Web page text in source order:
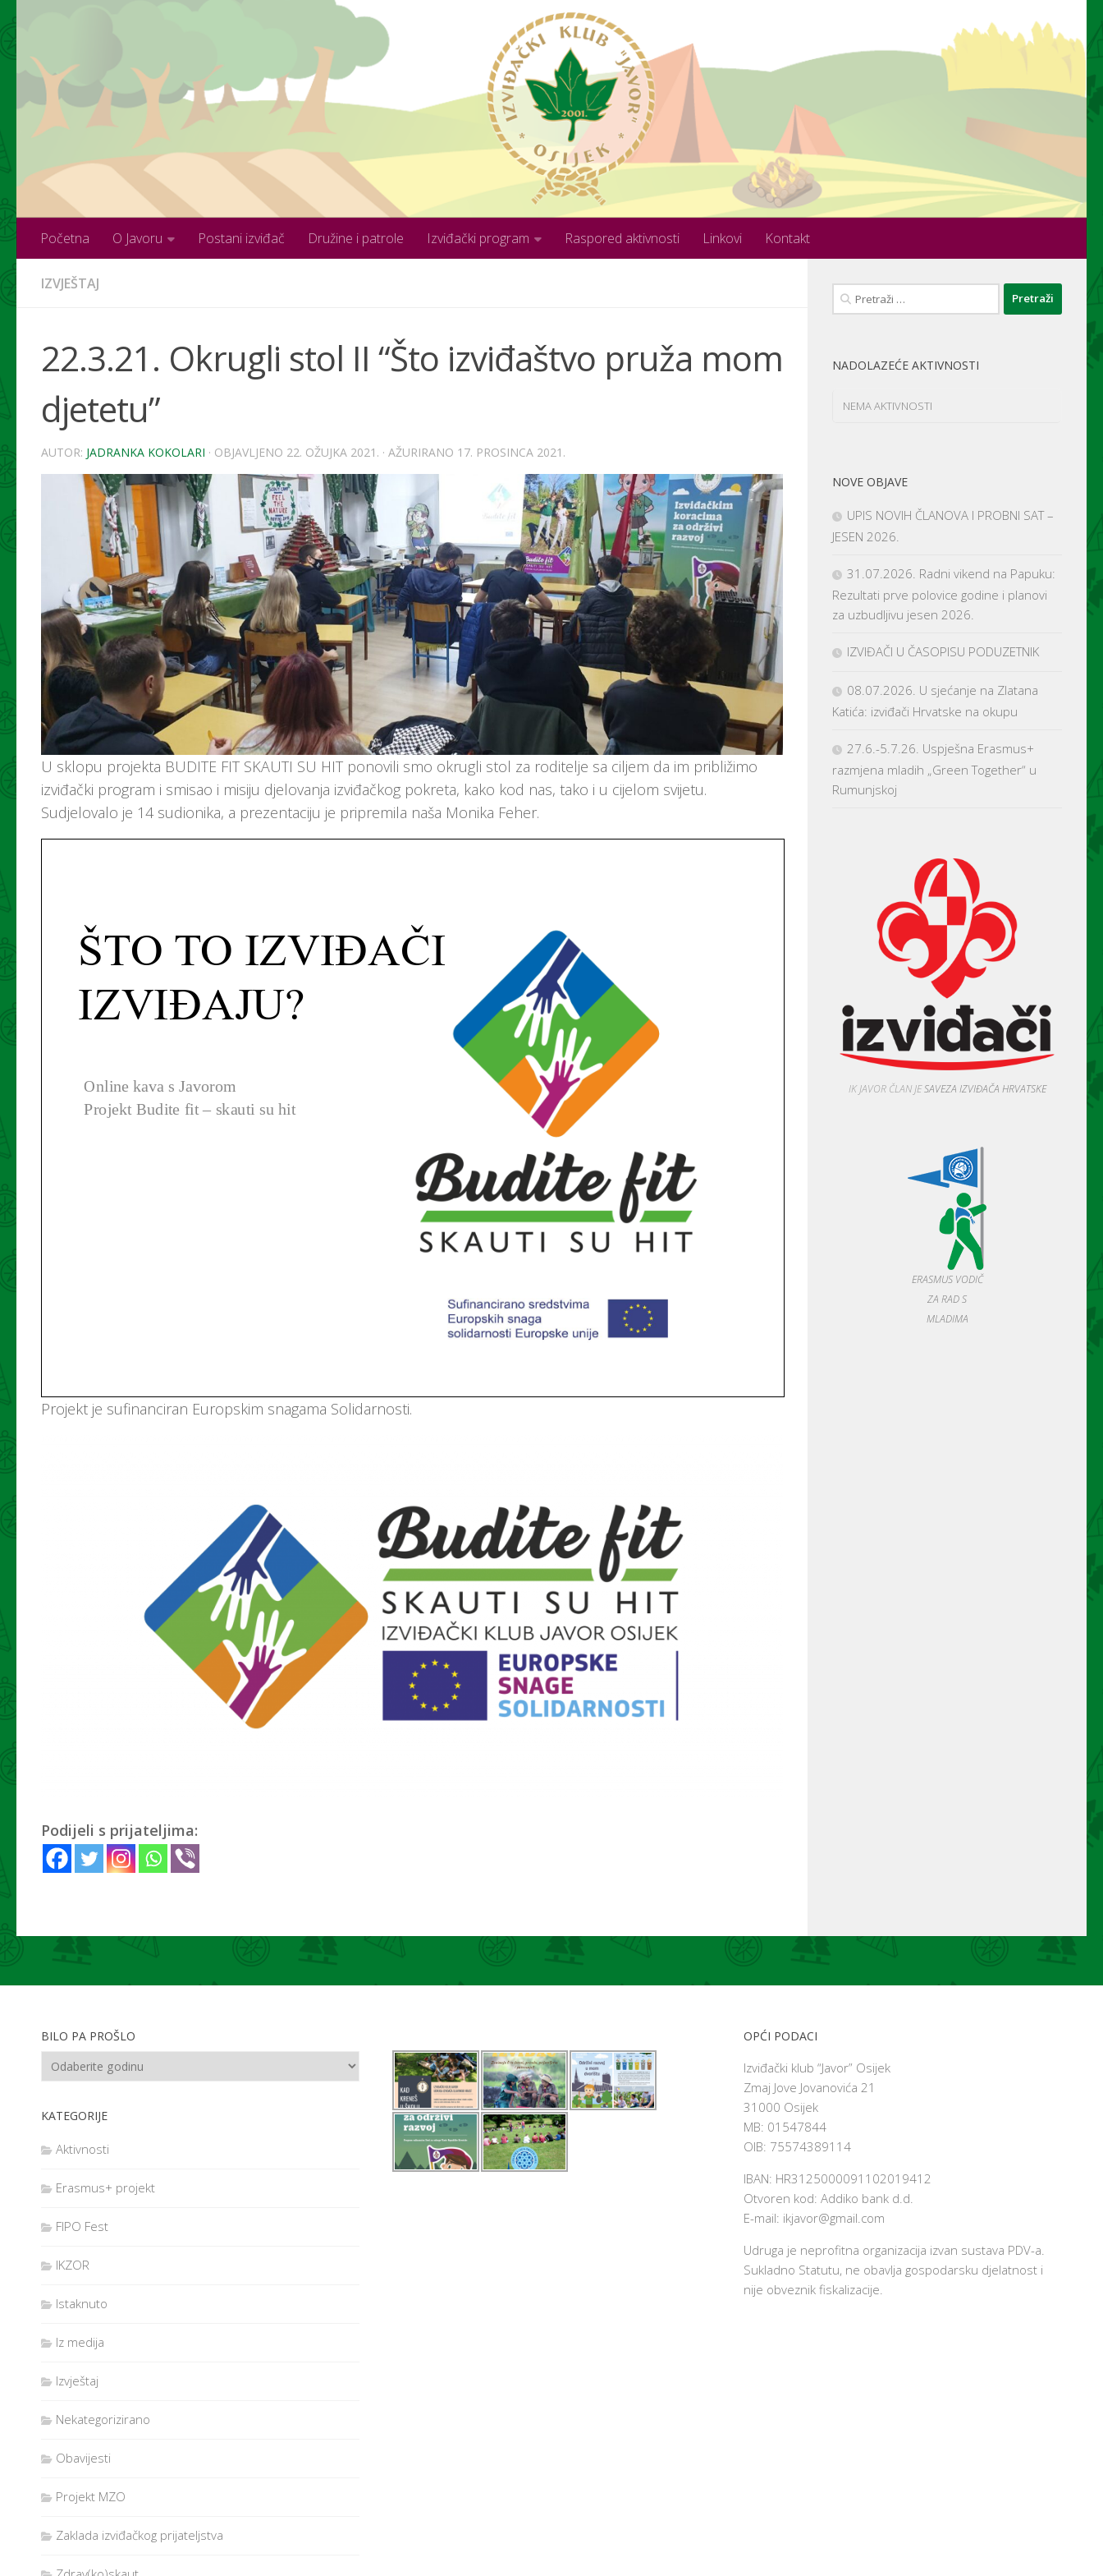
Početna O Javoru Postani izviđač Družine i patrole Izviđački program Raspored aktivnosti Linkovi Kontakt
IZVJEŠTAJ
22.3.21. Okrugli stol II “Što izviđaštvo pruža mom
djetetu”
AUTOR: JADRANKA KOKOLARI · OBJAVLJENO 22. OŽUJKA 2021. · AŽURIRANO 17. PROSINCA 2021.
U sklopu projekta BUDITE FIT SKAUTI SU HIT ponovili smo okrugli stol za roditelje sa ciljem da im približimo
izviđački program i smisao i misiju djelovanja izviđačkog pokreta, kako kod nas, tako i u cijelom svijetu.
Sudjelovalo je 14 sudionika, a prezentaciju je pripremila naša Monika Feher.
Projekt je sufinanciran Europskim snagama Solidarnosti.
Podijeli s prijateljima:
Pretraži:
NADOLAZEĆE AKTIVNOSTI
NEMA AKTIVNOSTI
NOVE OBJAVE
UPIS NOVIH ČLANOVA I PROBNI SAT –
JESEN 2026.
31.07.2026. Radni vikend na Papuku:
Rezultati prve polovice godine i planovi
za uzbudljivu jesen 2026.
IZVIĐAČI U ČASOPISU PODUZETNIK
08.07.2026. U sjećanje na Zlatana
Katića: izviđači Hrvatske na okupu
27.6.-5.7.26. Uspješna Erasmus+
razmjena mladih „Green Together“ u
Rumunjskoj
IK JAVOR ČLAN JESAVEZA IZVIĐAČA HRVATSKE
ERASMUS VODIČ
ZA RAD S
MLADIMA
BILO PA PROŠLO
KATEGORIJE
Aktivnosti
Erasmus+ projekt
FIPO Fest
IKZOR
Istaknuto
Iz medija
Izvještaj
Nekategorizirano
Obavijesti
Projekt MZO
Zaklada izviđačkog prijateljstva
OPĆI PODACI
Izviđački klub “Javor” Osijek
Zmaj Jove Jovanovića 21
31000 Osijek
MB: 01547844
OIB: 75574389114
IBAN: HR3125000091102019412
Otvoren kod: Addiko bank d.d.
E-mail: ikjavor@gmail.com
Udruga je neprofitna organizacija izvan sustava PDV-a.
Sukladno Statutu, ne obavlja gospodarsku djelatnost i
nije obveznik fiskalizacije.